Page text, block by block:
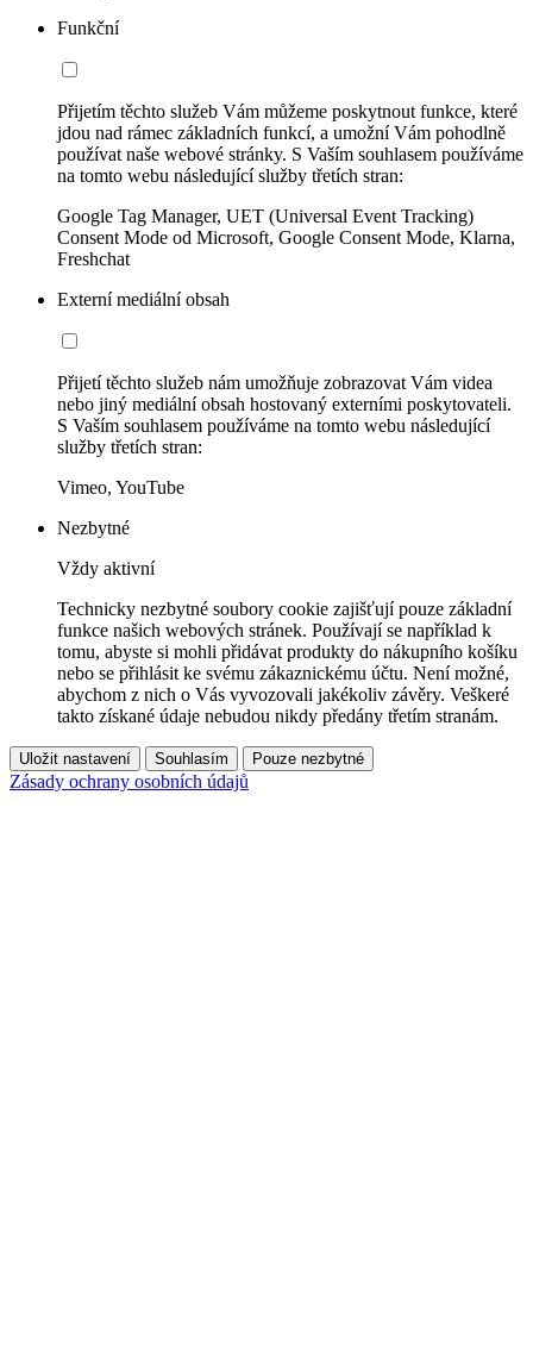
Funkční
Přijetím těchto služeb Vám můžeme poskytnout funkce, které
jdou nad rámec základních funkcí, a umožní Vám pohodlně
používat naše webové stránky. S Vaším souhlasem používáme
na tomto webu následující služby třetích stran:
Google Tag Manager, UET (Universal Event Tracking)
Consent Mode od Microsoft, Google Consent Mode, Klarna,
Freshchat
Externí mediální obsah
Přijetí těchto služeb nám umožňuje zobrazovat Vám videa
nebo jiný mediální obsah hostovaný externími poskytovateli.
S Vaším souhlasem používáme na tomto webu následující
služby třetích stran:
Vimeo, YouTube
Nezbytné
Vždy aktivní
Technicky nezbytné soubory cookie zajišťují pouze základní
funkce našich webových stránek. Používají se například k
tomu, abyste si mohli přidávat produkty do nákupního košíku
nebo se přihlásit ke svému zákaznickému účtu. Není možné,
abychom z nich o Vás vyvozovali jakékoliv závěry. Veškeré
takto získané údaje nebudou nikdy předány třetím stranám.
Uložit nastavení Souhlasím Pouze nezbytné
Zásady ochrany osobních údajů